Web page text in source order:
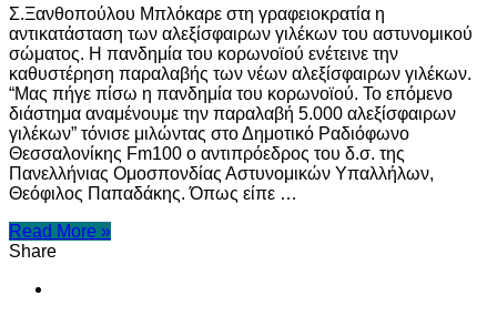
έχουν
οι
αστυνομικοί
–
Η
αντικατάστασή
τους
“κόλλησε”
στη
γραφειοκρατία
Σ.Ξανθοπούλου Μπλόκαρε στη γραφειοκρατία η
αντικατάσταση των αλεξίσφαιρων γιλέκων του αστυνομικού
σώματος. Η πανδημία του κορωνοϊού ενέτεινε την
καθυστέρηση παραλαβής των νέων αλεξίσφαιρων γιλέκων.
“Μας πήγε πίσω η πανδημία του κορωνοϊού. Το επόμενο
διάστημα αναμένουμε την παραλαβή 5.000 αλεξίσφαιρων
γιλέκων” τόνισε μιλώντας στο Δημοτικό Ραδιόφωνο
Θεσσαλονίκης Fm100 ο αντιπρόεδρος του δ.σ. της
Πανελλήνιας Ομοσπονδίας Αστυνομικών Υπαλλήλων,
Θεόφιλος Παπαδάκης. Όπως είπε …
Read More »
Share